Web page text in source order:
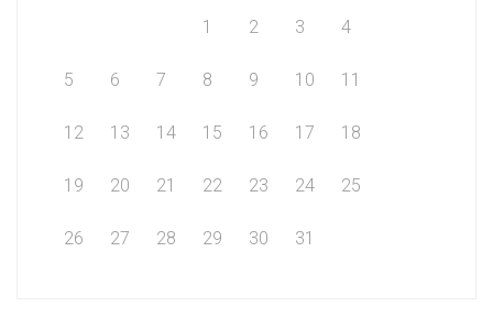
1
2 3 4
5 6 7 8 9 10 11
12 13 14 15 16 17 18
19 20 21 22 23 24 25
26 27 28 29 30 31